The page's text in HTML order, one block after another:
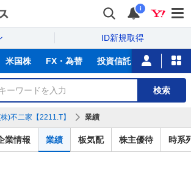
i
ID新規取得
米国株 FX・為替 投資信託 ニュース
検索
)不二家【2211.T】 業績
業情報 業績 板気配 株主優待 時系